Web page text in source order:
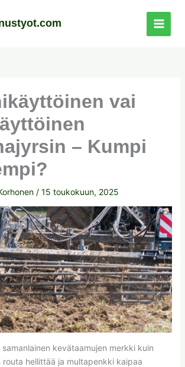
vai
– Kumpi
/ 15 toukokuun, 2025
kevätaamujen merkki kuin
routa hellittää ja multapenkki kaipaa